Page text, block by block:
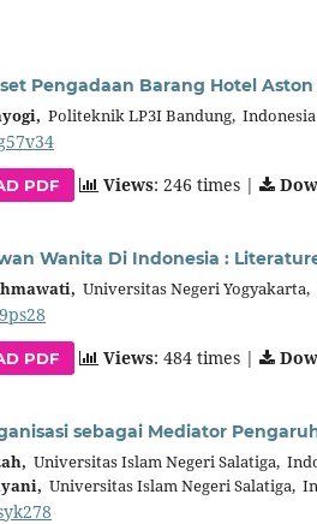
Pengadaan Barang Hotel
Politeknik LP3I Bandung, Indonesia
PDF Views: 246 times |
Wanita Di Indonesia :
Universitas Negeri
PDF Views: 484 times |
sebagai Mediator
Universitas Islam Negeri Salatiga,
Universitas Islam Negeri Salatiga,